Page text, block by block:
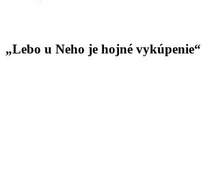
„Lebo u Neho je hojné vykúpenie“